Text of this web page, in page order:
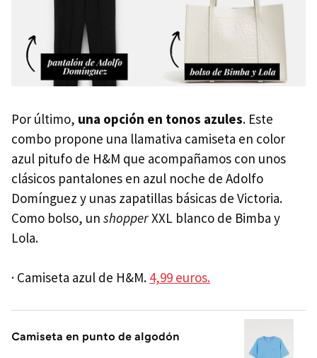
Por último, una opción en tonos azules. Este
combo propone una llamativa camiseta en color
azul pitufo de H&M que acompañamos con unos
clásicos pantalones en azul noche de Adolfo
Domínguez y unas zapatillas básicas de Victoria.
Como bolso, un shopperXXL blanco de Bimba y
Lola.
· Camiseta azul de H&M. 4,99 euros.
Camiseta en punto de algodón